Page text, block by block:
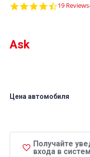
4.6
19 Reviews
Ask
Цена автомобиля
Получайте
входа в